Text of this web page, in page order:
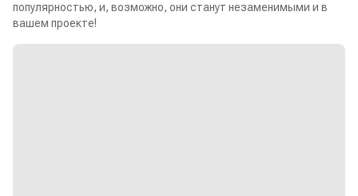
популярностью, и, возможно, они станут незаменимыми и в
вашем проекте!